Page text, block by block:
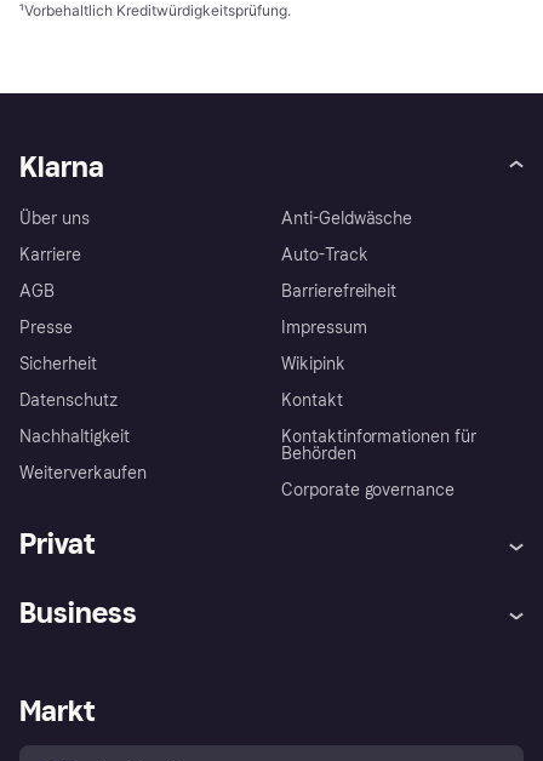
¹Vorbehaltlich Kreditwürdigkeitsprüfung.
Klarna
Über uns
Karriere
AGB
Presse
Sicherheit
Datenschutz
Nachhaltigkeit
Weiterverkaufen
Anti-Geldwäsche
Auto-Track
Barrierefreiheit
Impressum
Wikipink
Kontakt
Kontaktinformationen für
Behörden
Corporate governance
Privat
Klarna App
Shops entdecken
Dein Widerrufsrecht
Business
Händlerportal
Markt